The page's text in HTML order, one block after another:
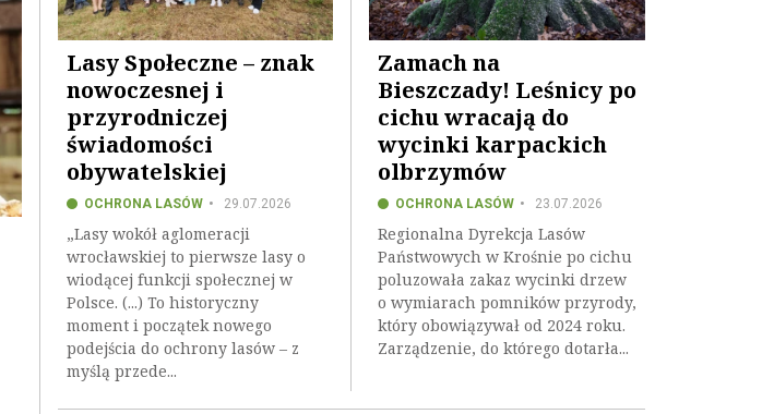
Lasy Społeczne – znak
nowoczesnej i
przyrodniczej
świadomości
obywatelskiej
OCHRONA LASÓW 29.07.2026
„Lasy wokół aglomeracji
wrocławskiej to pierwsze lasy o
wiodącej funkcji społecznej w
Polsce. (...) To historyczny
moment i początek nowego
podejścia do ochrony lasów – z
myślą przede...
Zamach na
Bieszczady! Leśnicy po
cichu wracają do
wycinki karpackich
olbrzymów
OCHRONA LASÓW 23.07.2026
Regionalna Dyrekcja Lasów
Państwowych w Krośnie po cichu
poluzowała zakaz wycinki drzew
o wymiarach pomników przyrody,
który obowiązywał od 2024 roku.
Zarządzenie, do którego dotarła...